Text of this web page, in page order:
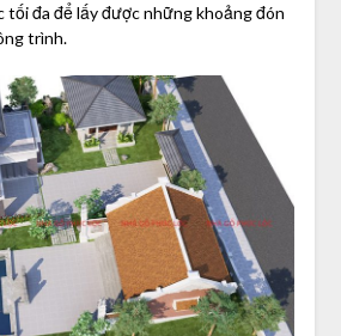
tối đa để lấy được những khoảng đón
trình.